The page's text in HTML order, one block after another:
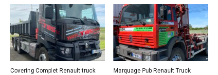
Covering Complet Renault truck
Marquage Pub Renault Truck